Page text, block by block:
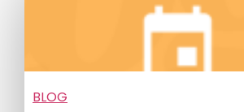
BLOG